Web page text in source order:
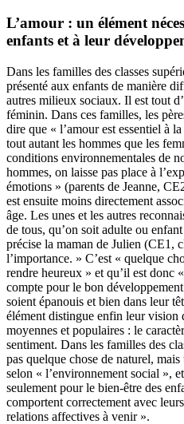
L’amour : un élément
enfants et à leur
Dans les familles des classes
présenté aux enfants de manière
autres milieux sociaux. Il est tout
féminin. Dans ces familles, les
dire que « l’amour est essentiel à
tout autant les hommes que les
conditions environnementales de
hommes, on laisse pas place à
émotions » (parents de Jeanne,
est ensuite moins directement
âge. Les unes et les autres
de tous, qu’on soit adulte ou
précise la maman de Julien (CE1,
l’importance. » C’est « quelque
rendre heureux » et qu’il est donc
compte pour le bon
soient épanouis et bien dans leur
élément distingue enfin leur vision
moyennes et populaires : le
sentiment. Dans les familles des
pas quelque chose de naturel,
selon « l’environnement social »,
seulement pour le bien-être des
comportent correctement avec
relations affectives à venir ».